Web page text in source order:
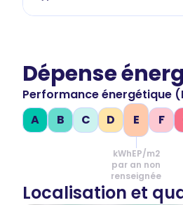
Dépense
Performance énergétique
A
B C D E
kWhEP/m2
par an non
renseignée
F
Localisation et